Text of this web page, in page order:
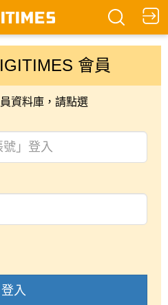
會員
資料庫，請點選
登入